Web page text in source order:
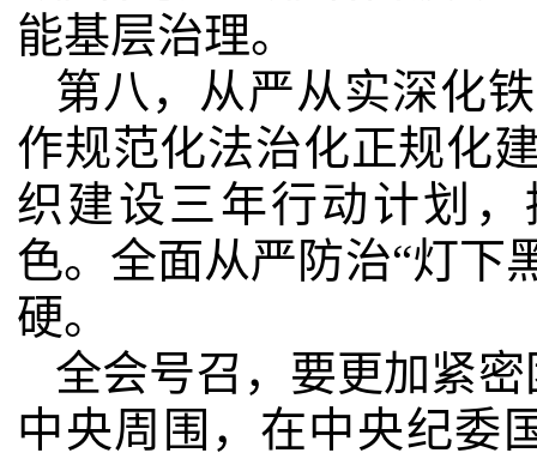
能基层治理。
第八，从严从实深化
作规范化法治化正规化
织建设三年行动计划
色。全面从严防治“灯下
硬。
全会号召，要更加紧
中央周围，在中央纪委